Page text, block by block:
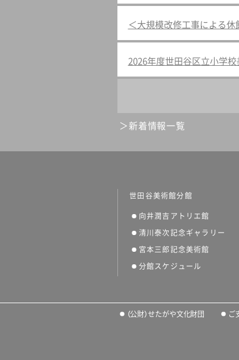
＜大規模改修工事による休
2026年度世田谷区立小学
新着情報一覧
世田谷美術館分館
向井潤吉アトリエ館
清川泰次記念ギャラリー
宮本三郎記念美術館
分館スケジュール
（公財）せたがや文化財団 ご